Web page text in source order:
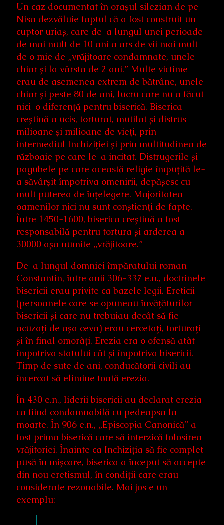
Un caz documentat în orașul silezian de pe
Nisa dezvăluie faptul că a fost construit un
cuptor uriaș, care de-a lungul unei perioade
de mai mult de 10 ani a ars de vii mai mult
de o mie de „vrăjitoare condamnate, unele
chiar și la vârsta de 2 ani.” Multe victime
erau de asemenea extrem de bătrâne, unele
chiar și peste 80 de ani, lucru care nu a făcut
nici-o diferență pentru biserică. Biserica
creștină a ucis, torturat, mutilat și distrus
milioane și milioane de vieți, prin
intermediul Inchiziției și prin multitudinea de
războaie pe care le-a incitat. Distrugerile și
pagubele pe care această religie împuțită le-
a săvârșit împotriva omenirii, depășesc cu
mult puterea de înțelegere. Majoritatea
oamenilor nici nu sunt conștienți de fapte.
Între 1450-1600, biserica creștină a fost
responsabilă pentru tortura și arderea a
30000 așa numite „vrăjitoare.”
De-a lungul domniei împăratului roman
Constantin, între anii 306-337 e.n., doctrinele
bisericii erau privite ca bazele legii. Ereticii
(persoanele care se opuneau învățăturilor
bisericii și care nu trebuiau decât să fie
acuzați de așa ceva) erau cercetați, torturați
și în final omorâți. Erezia era o ofensă atât
împotriva statului cât și împotriva bisericii.
Timp de sute de ani, conducătorii civili au
încercat să elimine toată erezia.
În 430 e.n., liderii bisericii au declarat erezia
ca fiind condamnabilă cu pedeapsa la
moarte. În 906 e.n., „Episcopia Canonică” a
fost prima biserică care să interzică folosirea
vrăjitoriei. Înainte ca Inchiziția să fie complet
pusă în mișcare, biserica a început să accepte
din nou eretismul, în condiții care erau
considerate rezonabile. Mai jos e un
exemplu: